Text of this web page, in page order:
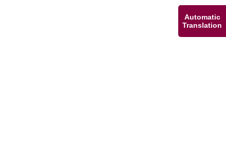
Automatic
Translation